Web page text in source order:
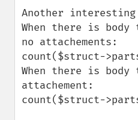
Another
When there is body
no attachements:
count($struct-
When there is body
attachement:
count($struct-